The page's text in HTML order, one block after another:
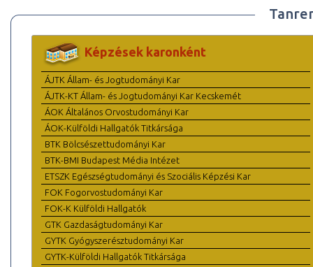
Képzések karonként
ÁJTK Állam- és Jogtudományi Kar
ÁJTK-KT Állam- és Jogtudományi Kar Kecskemét
ÁOK Általános Orvostudományi Kar
ÁOK-Külföldi Hallgatók Titkársága
BTK Bölcsészettudományi Kar
BTK-BMI Budapest Média Intézet
ETSZK Egészségtudományi és Szociális Képzési Kar
FOK Fogorvostudományi Kar
FOK-K Külföldi Hallgatók
GTK Gazdaságtudományi Kar
GYTK Gyógyszerésztudományi Kar
GYTK-Külföldi Hallgatók Titkársága